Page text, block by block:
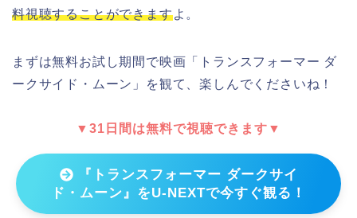
料視聴することができますよ。
まずは無料お試し期間で映画「トランスフォーマー ダ
ークサイド・ムーン」を観て、楽しんでくださいね！
▼31日間は無料で視聴できます▼
『トランスフォーマー ダークサイ
ド・ムーン』をU-NEXTで今すぐ観る！